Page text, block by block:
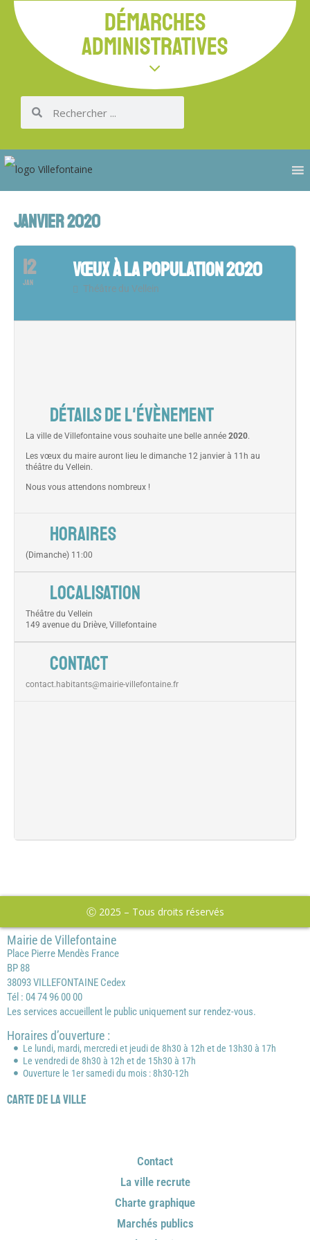
DÉMARCHES
ADMINISTRATIVES
JANVIER 2020
12
JAN
VŒUX À LA POPULATION 2020
Théâtre du Vellein
DÉTAILS DE L'ÉVÈNEMENT
La ville de Villefontaine vous souhaite une belle année 2020.
Les vœux du maire auront lieu le dimanche 12 janvier à 11h au
théâtre du Vellein.
Nous vous attendons nombreux !
HORAIRES
(Dimanche) 11:00
LOCALISATION
Théâtre du Vellein
149 avenue du Driève, Villefontaine
CONTACT
contact.habitants@mairie-villefontaine.fr
Ⓒ 2025 – Tous droits réservés
Mairie de Villefontaine
Place Pierre Mendès France
BP 88
38093 VILLEFONTAINE Cedex
Tél : 04 74 96 00 00
Les services accueillent le public uniquement sur rendez-vous.
Horaires d’ouverture :
Le lundi, mardi, mercredi et jeudi de 8h30 à 12h et de 13h30 à 17h
Le vendredi de 8h30 à 12h et de 15h30 à 17h
Ouverture le 1er samedi du mois : 8h30-12h
Carte de la ville
Contact
La ville recrute
Charte graphique
Marchés publics